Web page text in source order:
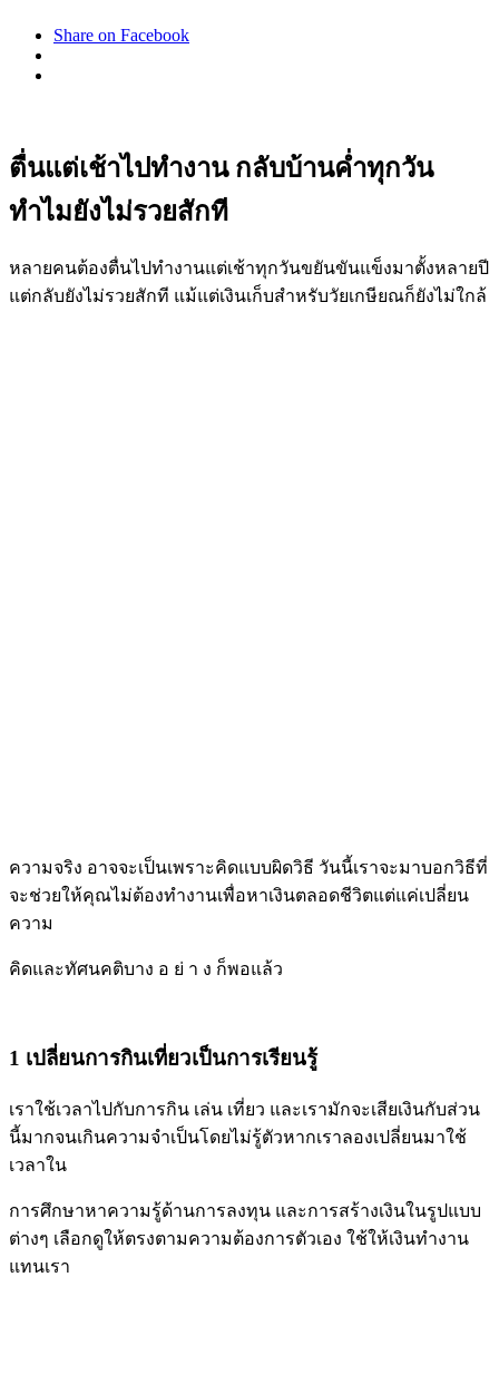
Share on Facebook
ตื่นแต่เช้าไปทำงาน กลับบ้านค่ำทุกวัน
ทำไมยังไม่รวยสักที
หลายคนต้องตื่นไปทำงานแต่เช้าทุกวันขยันขันแข็งมาตั้งหลายปี
แต่กลับยังไม่รวยสักที แม้แต่เงินเก็บสำหรับวัยเกษียณก็ยังไม่ใกล้
ความจริง อาจจะเป็นเพราะคิดแบบผิดวิธี วันนี้เราจะมาบอกวิธีที่
จะช่วยให้คุณไม่ต้องทำงานเพื่อหาเงินตลอดชีวิตแต่แค่เปลี่ยน
ความ
คิดและทัศนคติบาง อ ย่ า ง ก็พอแล้ว
1 เปลี่ยนการกินเที่ยวเป็นการเรียนรู้
เราใช้เวลาไปกับการกิน เล่น เที่ยว และเรามักจะเสียเงินกับส่วน
นี้มากจนเกินความจำเป็นโดยไม่รู้ตัวหากเราลองเปลี่ยนมาใช้
เวลาใน
การศึกษาหาความรู้ด้านการลงทุน และการสร้างเงินในรูปแบบ
ต่างๆ เลือกดูให้ตรงตามความต้องการตัวเอง ใช้ให้เงินทำงาน
แทนเรา